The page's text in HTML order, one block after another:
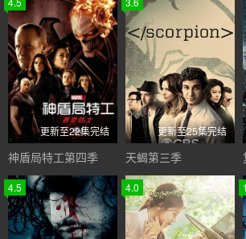
更新至22集完结
神盾局特工第四季
更新至25集完结
天蝎第三季
4.5 4.0